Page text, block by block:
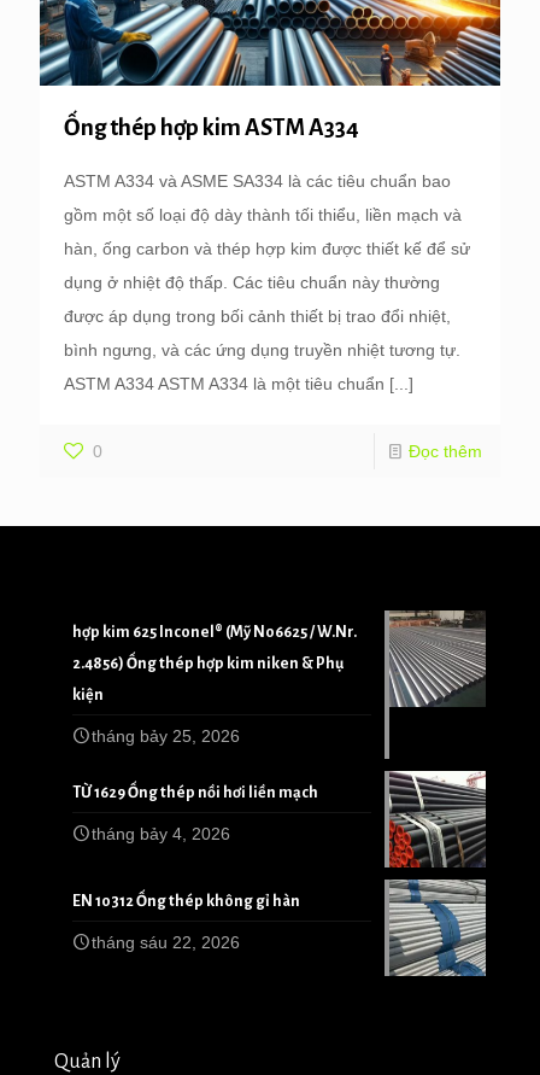
Ống thép hợp kim ASTM A334
ASTM A334 và ASME SA334 là các tiêu chuẩn bao
gồm một số loại độ dày thành tối thiểu, liền mạch và
hàn, ống carbon và thép hợp kim được thiết kế để sử
dụng ở nhiệt độ thấp. Các tiêu chuẩn này thường
được áp dụng trong bối cảnh thiết bị trao đổi nhiệt,
bình ngưng, và các ứng dụng truyền nhiệt tương tự.
ASTM A334 ASTM A334 là một tiêu chuẩn [...]
0 Đọc thêm
hợp kim 625 Inconel® (Mỹ N06625 / W.Nr.
2.4856) Ống thép hợp kim niken & Phụ
kiện
tháng bảy 25, 2026
TỪ 1629 Ống thép nồi hơi liền mạch
tháng bảy 4, 2026
EN 10312 Ống thép không gỉ hàn
tháng sáu 22, 2026
Quản lý